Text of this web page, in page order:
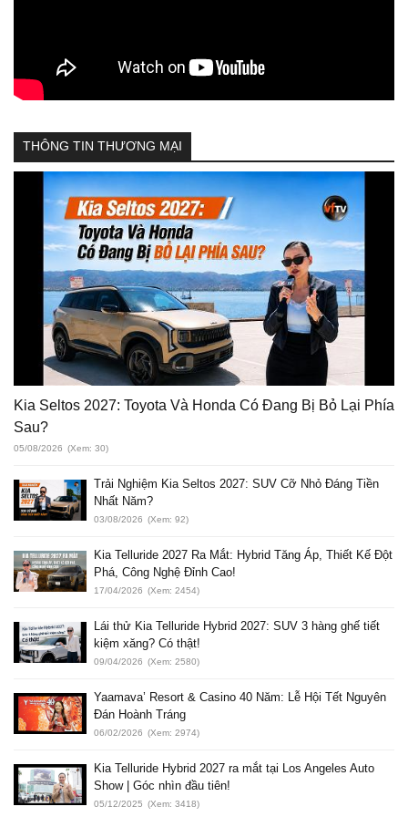
THÔNG TIN THƯƠNG MẠI
Kia Seltos 2027: Toyota Và Honda Có Đang Bị Bỏ Lại Phía
Sau?
05/08/2026 (Xem: 30)
Trải Nghiệm Kia Seltos 2027: SUV Cỡ Nhỏ Đáng Tiền
Nhất Năm?
03/08/2026 (Xem: 92)
Kia Telluride 2027 Ra Mắt: Hybrid Tăng Áp, Thiết Kế Đột
Phá, Công Nghệ Đỉnh Cao!
17/04/2026 (Xem: 2454)
Lái thử Kia Telluride Hybrid 2027: SUV 3 hàng ghế tiết
kiệm xăng? Có thật!
09/04/2026 (Xem: 2580)
Yaamava’ Resort & Casino 40 Năm: Lễ Hội Tết Nguyên
Đán Hoành Tráng
06/02/2026 (Xem: 2974)
Kia Telluride Hybrid 2027 ra mắt tại Los Angeles Auto
Show | Góc nhìn đầu tiên!
05/12/2025 (Xem: 3418)